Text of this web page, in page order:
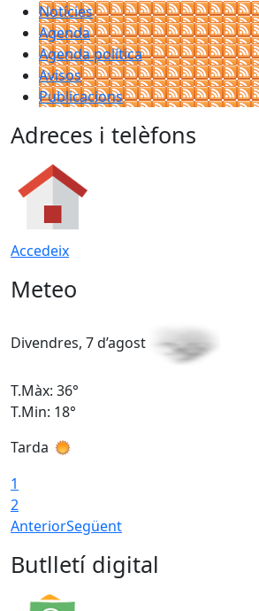
Notícies
Agenda
Agenda política
Avisos
Publicacions
Adreces i telèfons
Accedeix
Meteo
Divendres, 7 d’agost
T.Màx: 36°
T.Min: 18°
Tarda
1
2
AnteriorSegüent
Butlletí digital